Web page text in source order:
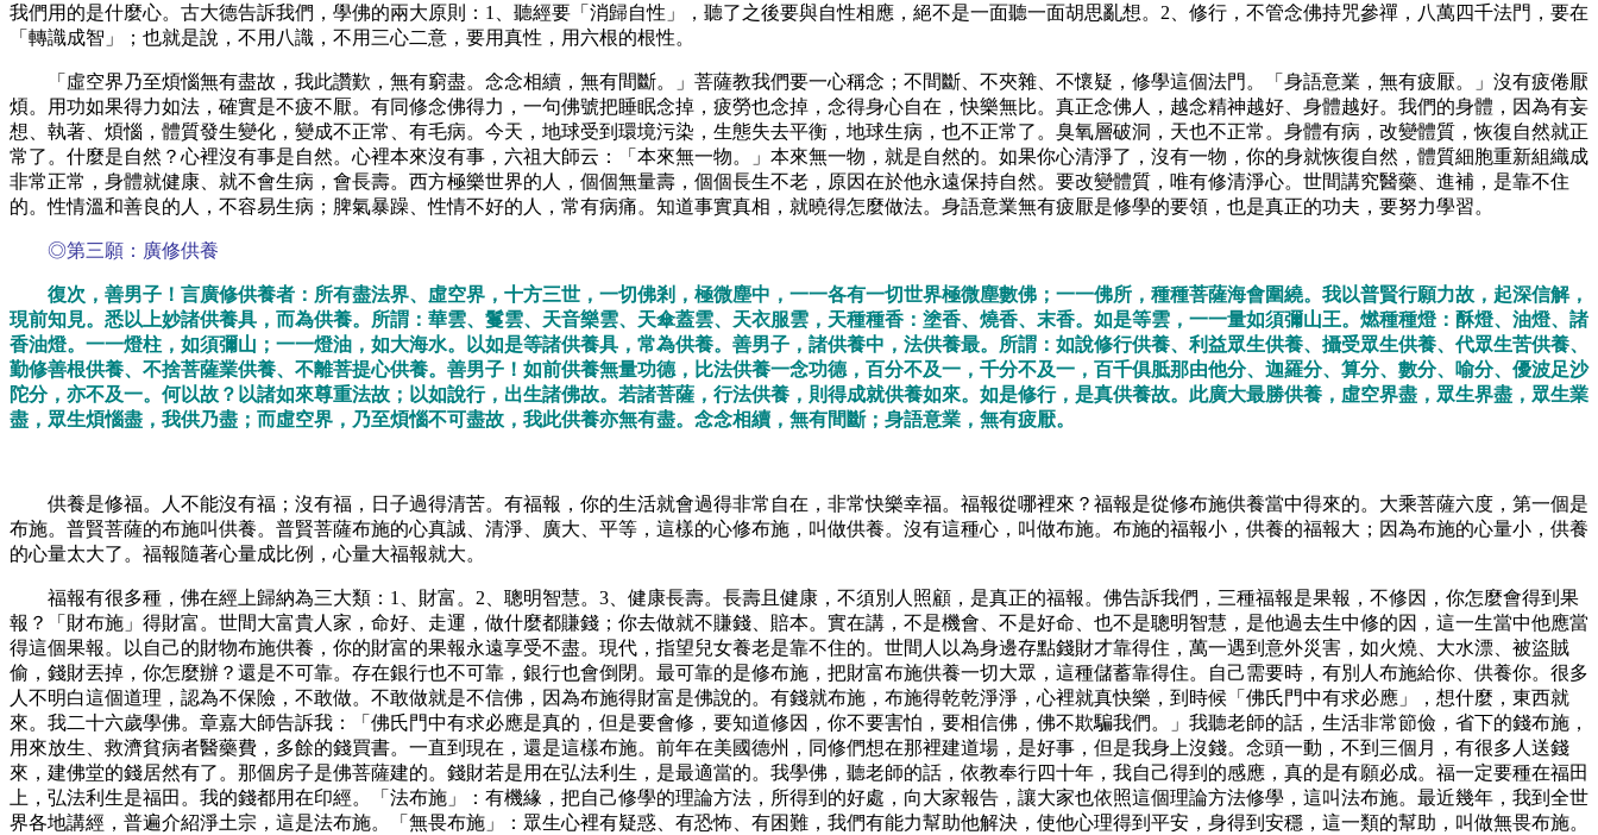
我們用的是什麼心。古大德告訴我們，學佛的兩大原則： 1、聽經要「消歸自性」，聽了之後要與自性相應，絕不是一面聽一面胡思亂想。2、修行，不管念佛持咒參禪，八萬四千法門，要在
「轉識成智」；也就是說，不用八識，不用三心二意，要用真性，用六根的根性。
「虛空界乃至煩惱無有盡故，我此讚歎，無有窮盡。念念相續，無有間斷。」菩薩教我們要一心稱念；不間斷、不夾雜、不懷疑，修學這個法門。「身語意業，無有疲厭。」沒有疲倦厭
煩。用功如果得力如法，確實是不疲不厭。有同修念佛得力，一句佛號把睡眠念掉，疲勞也念掉，念得身心自在，快樂無比。真正念佛人，越念精神越好、身體越好。我們的身體，因為有妄
想、執著、煩惱，體質發生變化，變成不正常、有毛病。今天，地球受到環境污染，生態失去平衡，地球生病，也不正常了。臭氧層破洞，天也不正常。身體有病，改變體質，恢復自然就正
常了。什麼是自然？心裡沒有事是自然。心裡本來沒有事，六祖大師云：「本來無一物。」本來無一物，就是自然的。如果你心清淨了，沒有一物，你的身就恢復自然，體質細胞重新組織成
非常正常，身體就健康、就不會生病，會長壽。西方極樂世界的人，個個無量壽，個個長生不老，原因在於他永遠保持自然。要改變體質，唯有修清淨心。世間講究醫藥、進補，是靠不住
的。性情溫和善良的人，不容易生病；脾氣暴躁、性情不好的人，常有病痛。知道事實真相，就曉得怎麼做法。身語意業無有疲厭是修學的要領，也是真正的功夫，要努力學習。
◎第三願：廣修供養
復次，善男子！言廣修供養者：所有盡法界、虛空界，十方三世，一切佛剎，極微塵中，一一各有一切世界極微塵數佛；一一佛所，種種菩薩海會圍繞。我以普賢行願力故，起深信解，
現前知見。悉以上妙諸供養具，而為供養。所謂：華雲、鬘雲、天音樂雲、天傘蓋雲、天衣服雲，天種種香：塗香、燒香、末香。如是等雲，一一量如須彌山王。燃種種燈：酥燈、油燈、諸
香油燈。一一燈柱，如須彌山；一一燈油，如大海水。以如是等諸供養具，常為供養。善男子，諸供養中，法供養最。所謂：如說修行供養、利益眾生供養、攝受眾生供養、代眾生苦供養、
勤修善根供養、不捨菩薩業供養、不離菩提心供養。善男子！如前供養無量功德，比法供養一念功德，百分不及一，千分不及一，百千俱胝那由他分、迦羅分、算分、數分、喻分、優波足沙
陀分，亦不及一。何以故？以諸如來尊重法故；以如說行，出生諸佛故。若諸菩薩，行法供養，則得成就供養如來。如是修行，是真供養故。此廣大最勝供養，虛空界盡，眾生界盡，眾生業
盡，眾生煩惱盡，我供乃盡；而虛空界，乃至煩惱不可盡故，我此供養亦無有盡。念念相續，無有間斷；身語意業，無有疲厭。
供養是修福。人不能沒有福；沒有福，日子過得清苦。有福報，你的生活就會過得非常自在，非常快樂幸福。福報從哪裡來？福報是從修布施供養當中得來的。大乘菩薩六度，第一個是
布施。普賢菩薩的布施叫供養。普賢菩薩布施的心真誠、清淨、廣大、平等，這樣的心修布施，叫做供養。沒有這種心，叫做布施。布施的福報小，供養的福報大；因為布施的心量小，供養
的心量太大了。福報隨著心量成比例，心量大福報就大。
福報有很多種，佛在經上歸納為三大類： 1、財富。2、聰明智慧。3、健康長壽。長壽且健康，不須別人照顧，是真正的福報。佛告訴我們，三種福報是果報，不修因，你怎麼會得到果
報？「財布施」得財富。世間大富貴人家，命好、走運，做什麼都賺錢；你去做就不賺錢、賠本。實在講，不是機會、不是好命、也不是聰明智慧，是他過去生中修的因，這一生當中他應當
得這個果報。以自己的財物布施供養，你的財富的果報永遠享受不盡。現代，指望兒女養老是靠不住的。世間人以為身邊存點錢財才靠得住，萬一遇到意外災害，如火燒、大水漂、被盜賊
偷，錢財丟掉，你怎麼辦？還是不可靠。存在銀行也不可靠，銀行也會倒閉。最可靠的是修布施，把財富布施供養一切大眾，這種儲蓄靠得住。自己需要時，有別人布施給你、供養你。很多
人不明白這個道理，認為不保險，不敢做。不敢做就是不信佛，因為布施得財富是佛說的。有錢就布施，布施得乾乾淨淨，心裡就真快樂，到時候「佛氏門中有求必應」，想什麼，東西就
來。我二十六歲學佛。章嘉大師告訴我：「佛氏門中有求必應是真的，但是要會修，要知道修因，你不要害怕，要相信佛，佛不欺騙我們。」我聽老師的話，生活非常節儉，省下的錢布施，
用來放生、救濟貧病者醫藥費，多餘的錢買書。一直到現在，還是這樣布施。前年在美國德州，同修們想在那裡建道場，是好事，但是我身上沒錢。念頭一動，不到三個月，有很多人送錢
來，建佛堂的錢居然有了。那個房子是佛菩薩建的。錢財若是用在弘法利生，是最適當的。我學佛，聽老師的話，依教奉行四十年，我自己得到的感應，真的是有願必成。福一定要種在福田
上，弘法利生是福田。我的錢都用在印經。「法布施」：有機緣，把自己修學的理論方法，所得到的好處，向大家報告，讓大家也依照這個理論方法修學，這叫法布施。最近幾年，我到全世
界各地講經，普遍介紹淨土宗，這是法布施。「無畏布施」：眾生心裡有疑惑、有恐怖、有困難，我們有能力幫助他解決，使他心理得到平安，身得到安穩，這一類的幫助，叫做無畏布施。